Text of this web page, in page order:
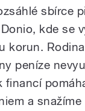
sbírce
kde se
korun.
peníze
financí
a